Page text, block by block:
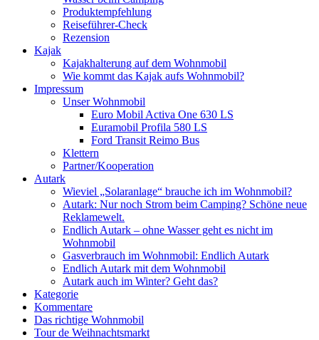
Produktempfehlung
Reiseführer-Check
Rezension
Kajak
Kajakhalterung auf dem Wohnmobil
Wie kommt das Kajak aufs Wohnmobil?
Impressum
Unser Wohnmobil
Euro Mobil Activa One 630 LS
Euramobil Profila 580 LS
Ford Transit Reimo Bus
Klettern
Partner/Kooperation
Autark
Wieviel „Solaranlage“ brauche ich im Wohnmobil?
Autark: Nur noch Strom beim Camping? Schöne neue
Reklamewelt.
Endlich Autark – ohne Wasser geht es nicht im
Wohnmobil
Gasverbrauch im Wohnmobil: Endlich Autark
Endlich Autark mit dem Wohnmobil
Autark auch im Winter? Geht das?
Kategorie
Kommentare
Das richtige Wohnmobil
Tour de Weihnachtsmarkt